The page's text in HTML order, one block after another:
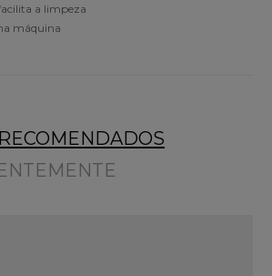
a limpeza
máquina